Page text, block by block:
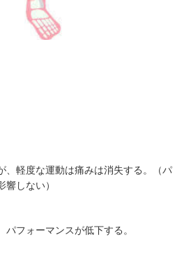
、軽度な運動は痛みは消失する。（パ
しない）
フォーマンスが低下する。